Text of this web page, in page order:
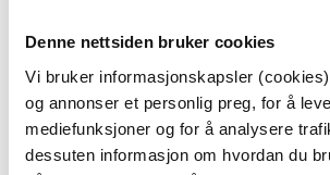
Denne nettsiden bruker cookies
Vi bruker informasjonskapsler
og annonser et personlig preg, for å
mediefunksjoner og for å analysere
dessuten informasjon om hvordan du
40%